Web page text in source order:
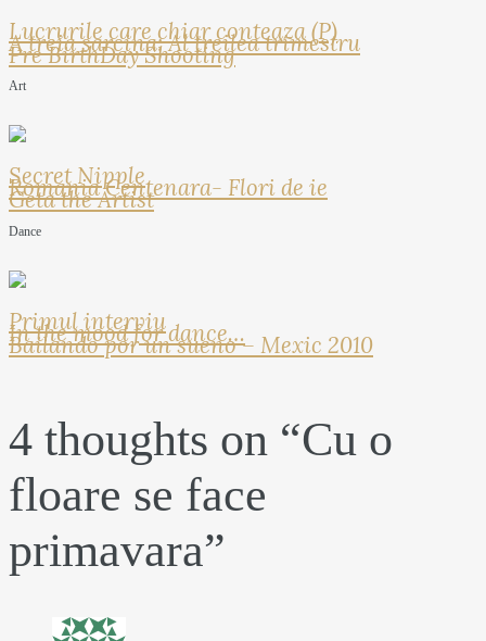
Lucrurile care chiar conteaza (P)
A treia sarcina: Al treilea trimestru
Pre BirthDay Shooting
Art
Secret Nipple
Romania Centenara- Flori de ie
Geta the Artist
Dance
Primul interviu
In the mood for dance…
Bailando por un sueno – Mexic 2010
4 thoughts on “Cu o
floare se face
primavara”